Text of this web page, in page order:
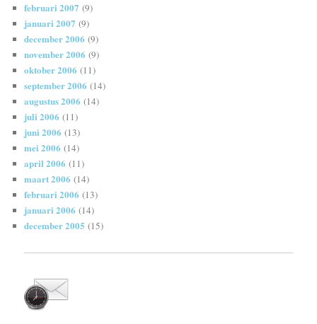
februari 2007 (9)
januari 2007 (9)
december 2006 (9)
november 2006 (9)
oktober 2006 (11)
september 2006 (14)
augustus 2006 (14)
juli 2006 (11)
juni 2006 (13)
mei 2006 (14)
april 2006 (11)
maart 2006 (14)
februari 2006 (13)
januari 2006 (14)
december 2005 (15)